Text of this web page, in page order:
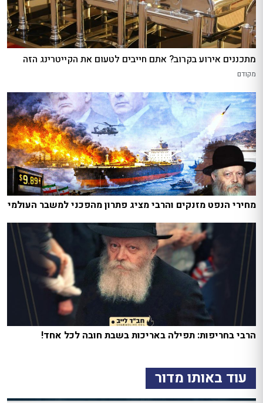
מתכננים אירוע בקרוב? אתם חייבים לטעום את הקייטרינג הזה
מקודם
מחירי הנפט מזנקים והרבי מציג פתרון מהפכני למשבר העולמי
הרבי בחריפות: תפילה באריכות בשבת חובה לכל אחד!
עוד באותו מדור